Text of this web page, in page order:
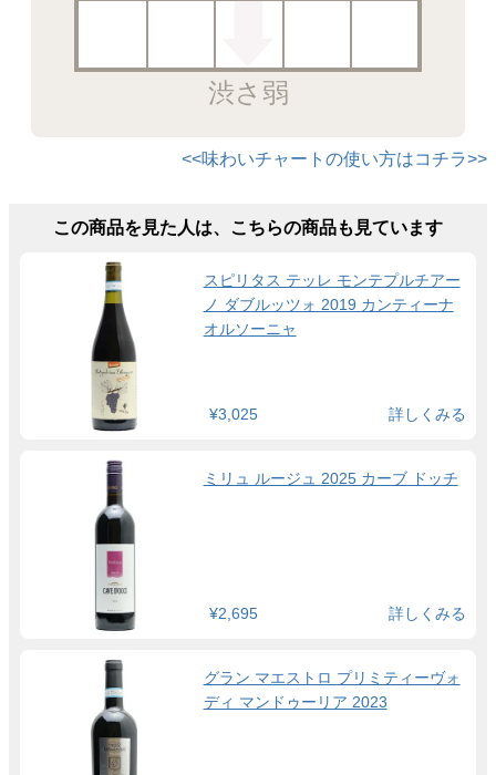
渋さ弱
<<味わいチャートの使い方はコチラ>>
この商品を見た人は、こちらの商品も見ています
スピリタス テッレ モンテプルチアー
ノ ダブルッツォ 2019 カンティーナ
オルソーニャ
¥3,025 詳しくみる
ミリュ ルージュ 2025 カーブ ドッチ
¥2,695 詳しくみる
グラン マエストロ プリミティーヴォ
ディ マンドゥーリア 2023